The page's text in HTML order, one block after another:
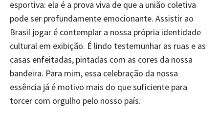
esportiva: ela é a prova viva de que a união coletiva
pode ser profundamente emocionante. Assistir ao
Brasil jogar é contemplar a nossa própria identidade
cultural em exibição. É lindo testemunhar as ruas e as
casas enfeitadas, pintadas com as cores da nossa
bandeira. Para mim, essa celebração da nossa
essência já é motivo mais do que suficiente para
torcer com orgulho pelo nosso país.